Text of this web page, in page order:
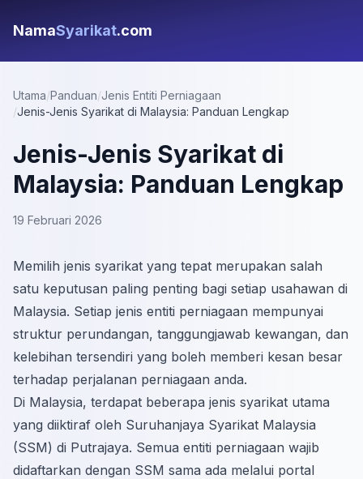
NamaSyarikat.com
Utama/Panduan/Jenis Entiti Perniagaan
/Jenis-Jenis Syarikat di Malaysia: Panduan Lengkap
Jenis-Jenis Syarikat di
Malaysia: Panduan Lengkap
19 Februari 2026
Memilih jenis syarikat yang tepat merupakan salah
satu keputusan paling penting bagi setiap usahawan di
Malaysia. Setiap jenis entiti perniagaan mempunyai
struktur perundangan, tanggungjawab kewangan, dan
kelebihan tersendiri yang boleh memberi kesan besar
terhadap perjalanan perniagaan anda.
Di Malaysia, terdapat beberapa jenis syarikat utama
yang diiktiraf oleh Suruhanjaya Syarikat Malaysia
(SSM) di Putrajaya. Semua entiti perniagaan wajib
didaftarkan dengan SSM sama ada melalui portal